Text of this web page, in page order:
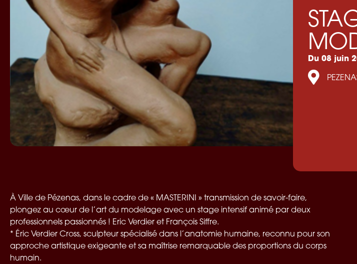
Du 08 juin
À Ville de Pézenas, dans le cadre de « MASTERINI » transmission de savoir-faire,
plongez au cœur de l’art du modelage avec un stage intensif animé par deux
professionnels passionnés ! Eric Verdier et François Siffre.
* Éric Verdier Cross, sculpteur spécialisé dans l’anatomie humaine, reconnu pour son
approche artistique exigeante et sa maîtrise remarquable des proportions du corps
humain.